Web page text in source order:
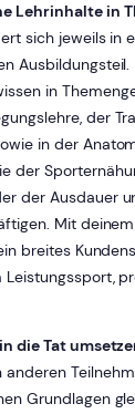
Lehrinhalte in
sich jeweils in
in
der
in der
der
der Ausdauer
Mit
breites
die Tat
Grundlagen